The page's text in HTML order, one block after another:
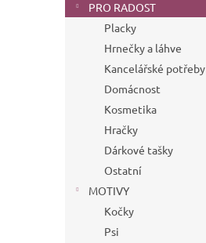
PRO RADOST
Placky
Hrnečky a láhve
Kancelářské potřeby
Domácnost
Kosmetika
Hračky
Dárkové tašky
Ostatní
MOTIVY
Kočky
Psi